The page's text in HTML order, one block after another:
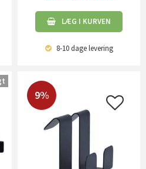
LÆG I KURVEN
8-10 dagelevering
9%